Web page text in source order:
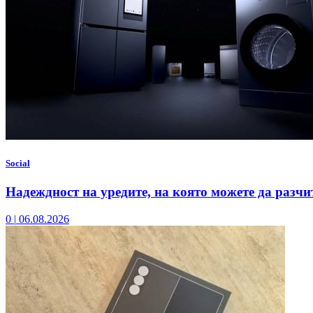
Social
Надеждност на уредите, на която можете да
0 | 06.08.2026